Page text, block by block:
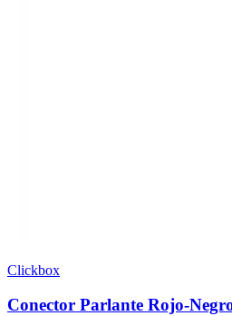
Clickbox
Conector Parlante Rojo-